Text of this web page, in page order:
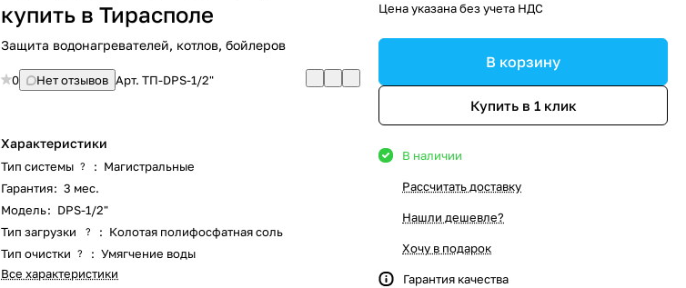
купить в Тирасполе
Защита водонагревателей, котлов, бойлеров
0 Нет отзывов Арт.ТП-DPS-1/2"
Характеристики
Тип системы ? : Магистральные
Гарантия: 3 мес.
Модель: DPS-1/2"
Тип загрузки
? : Колотая полифосфатная соль
Тип очистки
? : Умягчение воды
Все характеристики
Цена указана без учета НДС
В корзину
Купить в 1 клик
В наличии
Рассчитать доставку
Нашли дешевле?
Хочу в подарок
Гарантия качества